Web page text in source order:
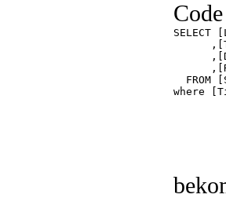
Code
SELECT
FROM
where